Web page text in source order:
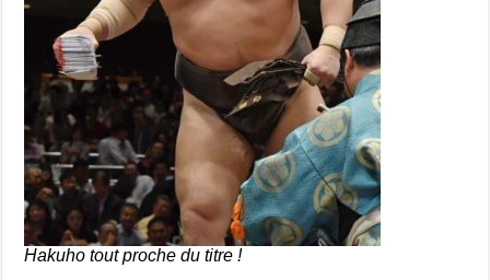
Hakuho tout proche du titre !